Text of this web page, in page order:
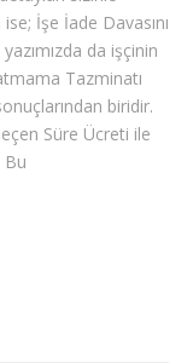
İşe İade Davasını
da işçinin
Tazminatı
biridir.
Süre Ücreti ile
Bu